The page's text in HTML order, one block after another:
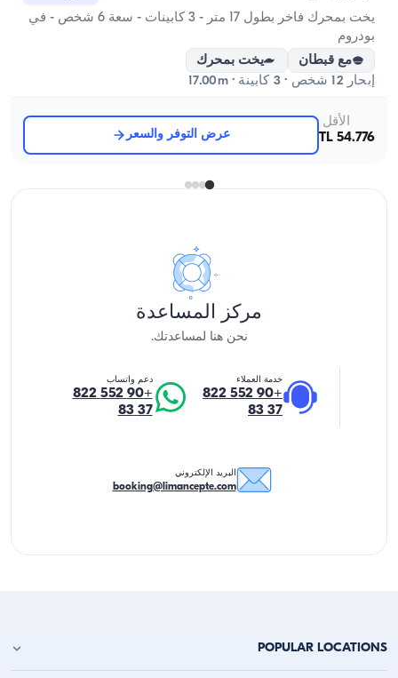
يخت بمحرك فاخر بطول 17 متر - 3 كابينات - سعة 6 شخص - في
بودروم
مع قبطان
يخت بمحرك
إبحار 12 شخص · 3 كابينة · 17.00m
الأقل
54.776 TL
عرض التوفر والسعر
مركز المساعدة
نحن هنا لمساعدتك.
خدمة العملاء
+90 552 822
37 83
دعم واتساب
+90 552 822
37 83
البريد الإلكتروني
booking@limancepte.com
POPULAR LOCATIONS